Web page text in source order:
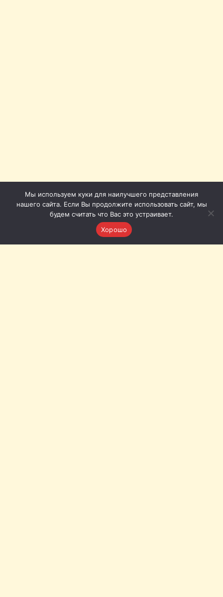
Мы используем куки для наилучшего представления
нашего сайта. Если Вы продолжите использовать сайт, мы
будем считать что Вас это устраивает.
Хорошо